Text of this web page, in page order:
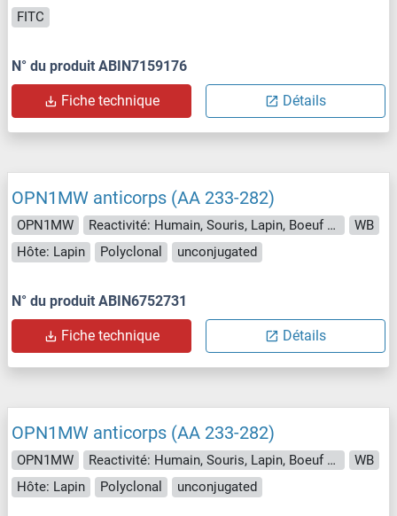
FITC
N° du produit ABIN7159176
Fiche technique Détails
OPN1MW anticorps (AA 233-282)
OPN1MW Reactivité: Humain, Souris, Lapin, Boeuf (Vache), Chien, Chévre, Cobaye, Cheval, Rat, Porc, Poisson zèbre (Danio rerio), Singe, Roussette (Chauve-souris), Poulet, Hamster
WB
Hôte: Lapin
Polyclonal unconjugated
N° du produit ABIN6752731
Fiche technique Détails
OPN1MW anticorps (AA 233-282)
OPN1MW Reactivité: Humain, Souris, Lapin, Boeuf (Vache), Chien, Chévre, Cobaye, Cheval, Rat, Porc, Singe, Roussette (Chauve-souris), Poulet, Hamster
WB
Hôte: Lapin
Polyclonal unconjugated